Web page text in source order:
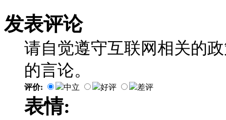
发表评论
请自觉遵守互联网相关的
的言论。
评价: 中立 好评 差评
表情: